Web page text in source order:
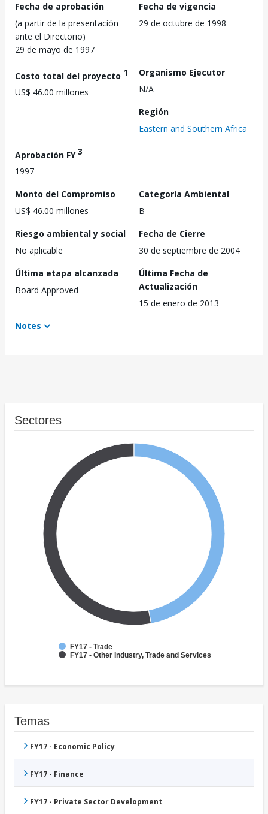
Fecha de aprobación
(a partir de la presentación
ante el Directorio)
29 de mayo de 1997
Fecha de vigencia
29 de octubre de 1998
Costo total del proyecto 1
US$ 46.00 millones
Organismo Ejecutor
N/A
Región
Eastern and Southern Africa
Aprobación FY3
1997
Monto del Compromiso
US$ 46.00 millones
Categoría Ambiental
B
Riesgo ambiental y social
No aplicable
Fecha de Cierre
30 de septiembre de 2004
Última etapa alcanzada
Board Approved
Última Fecha de
Actualización
15 de enero de 2013
Notes
Sectores
FY17 - Trade
FY17 - Other Industry, Trade and Services
Temas
FY17 - Economic Policy
FY17 - Finance
FY17 - Private Sector Development